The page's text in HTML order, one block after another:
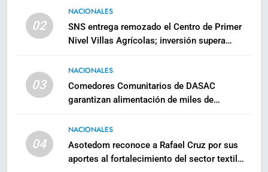
02
NACIONALES
SNS entrega remozado el Centro de Primer
Nivel Villas Agrícolas; inversión supera
03
NACIONALES
Comedores Comunitarios de DASAC
garantizan alimentación de miles de
Centroamericanos y del Caribe Santo
Domingo 2026
04
NACIONALES
Asotedom reconoce a Rafael Cruz por sus
aportes al fortalecimiento del sector textil